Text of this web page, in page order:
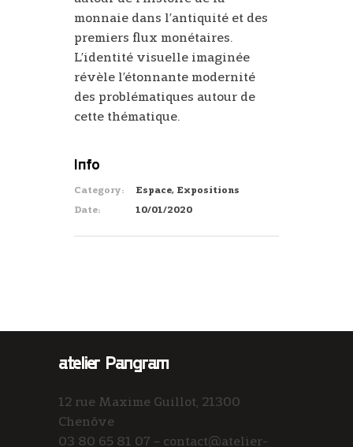
monnaie dans l’antiquité et des
premiers flux monétaires.
L’identité visuelle imaginée
révèle l’étonnante modernité
des problématiques autour de
cette thématique.
Info
Category:
Espace, Expositions
Date:
10/01/2020
atelier Pangram
12 rue Maxime Guillot, 21300
Chenôve
03 80 65 81 07 – contact@atelier-